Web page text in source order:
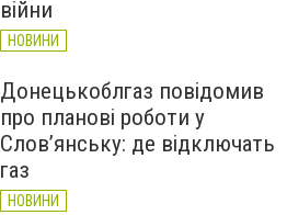
війни
НОВИНИ
Донецькоблгаз повідомив
про планові роботи у
Слов’янську: де відключать
газ
НОВИНИ